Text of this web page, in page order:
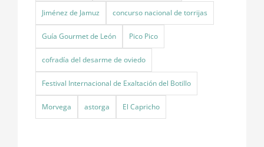
Jiménez de Jamuz concurso nacional de torrijas
Guía Gourmet de León Pico Pico
cofradía del desarme de oviedo
Festival Internacional de Exaltación del Botillo
Morvega astorga El Capricho